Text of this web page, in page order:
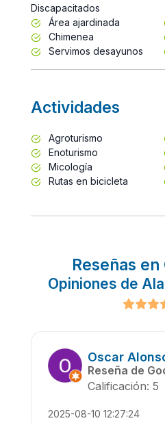
Discapacitados
Área ajardinada
Chimenea
Servimos desayunos
Actividades
Agroturismo
Enoturismo
Micología
Rutas en bicicleta
Reseñas en
Opiniones de
Oscar
Reseña de
Calificación: 5
2025-08-10 12:27:24